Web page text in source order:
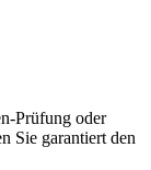
Prüfung oder
Sie garantiert den